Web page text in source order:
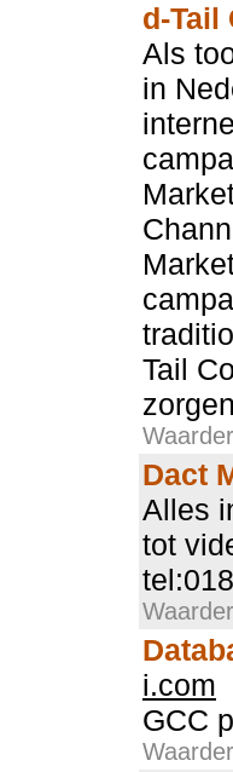
d-Tail
Als
in
Tail
Dact
Alles
tot
i.com
GCC